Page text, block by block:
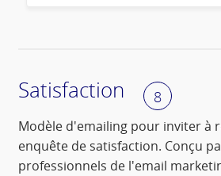
Satisfaction 8
Modèle d'emailing pour inviter à
enquête de satisfaction. Conçu
professionnels de l'email